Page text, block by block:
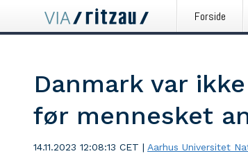
Forside
Danmark var
før mennesket
14.11.2023 12:08:13 CET | Aarhus Universitet